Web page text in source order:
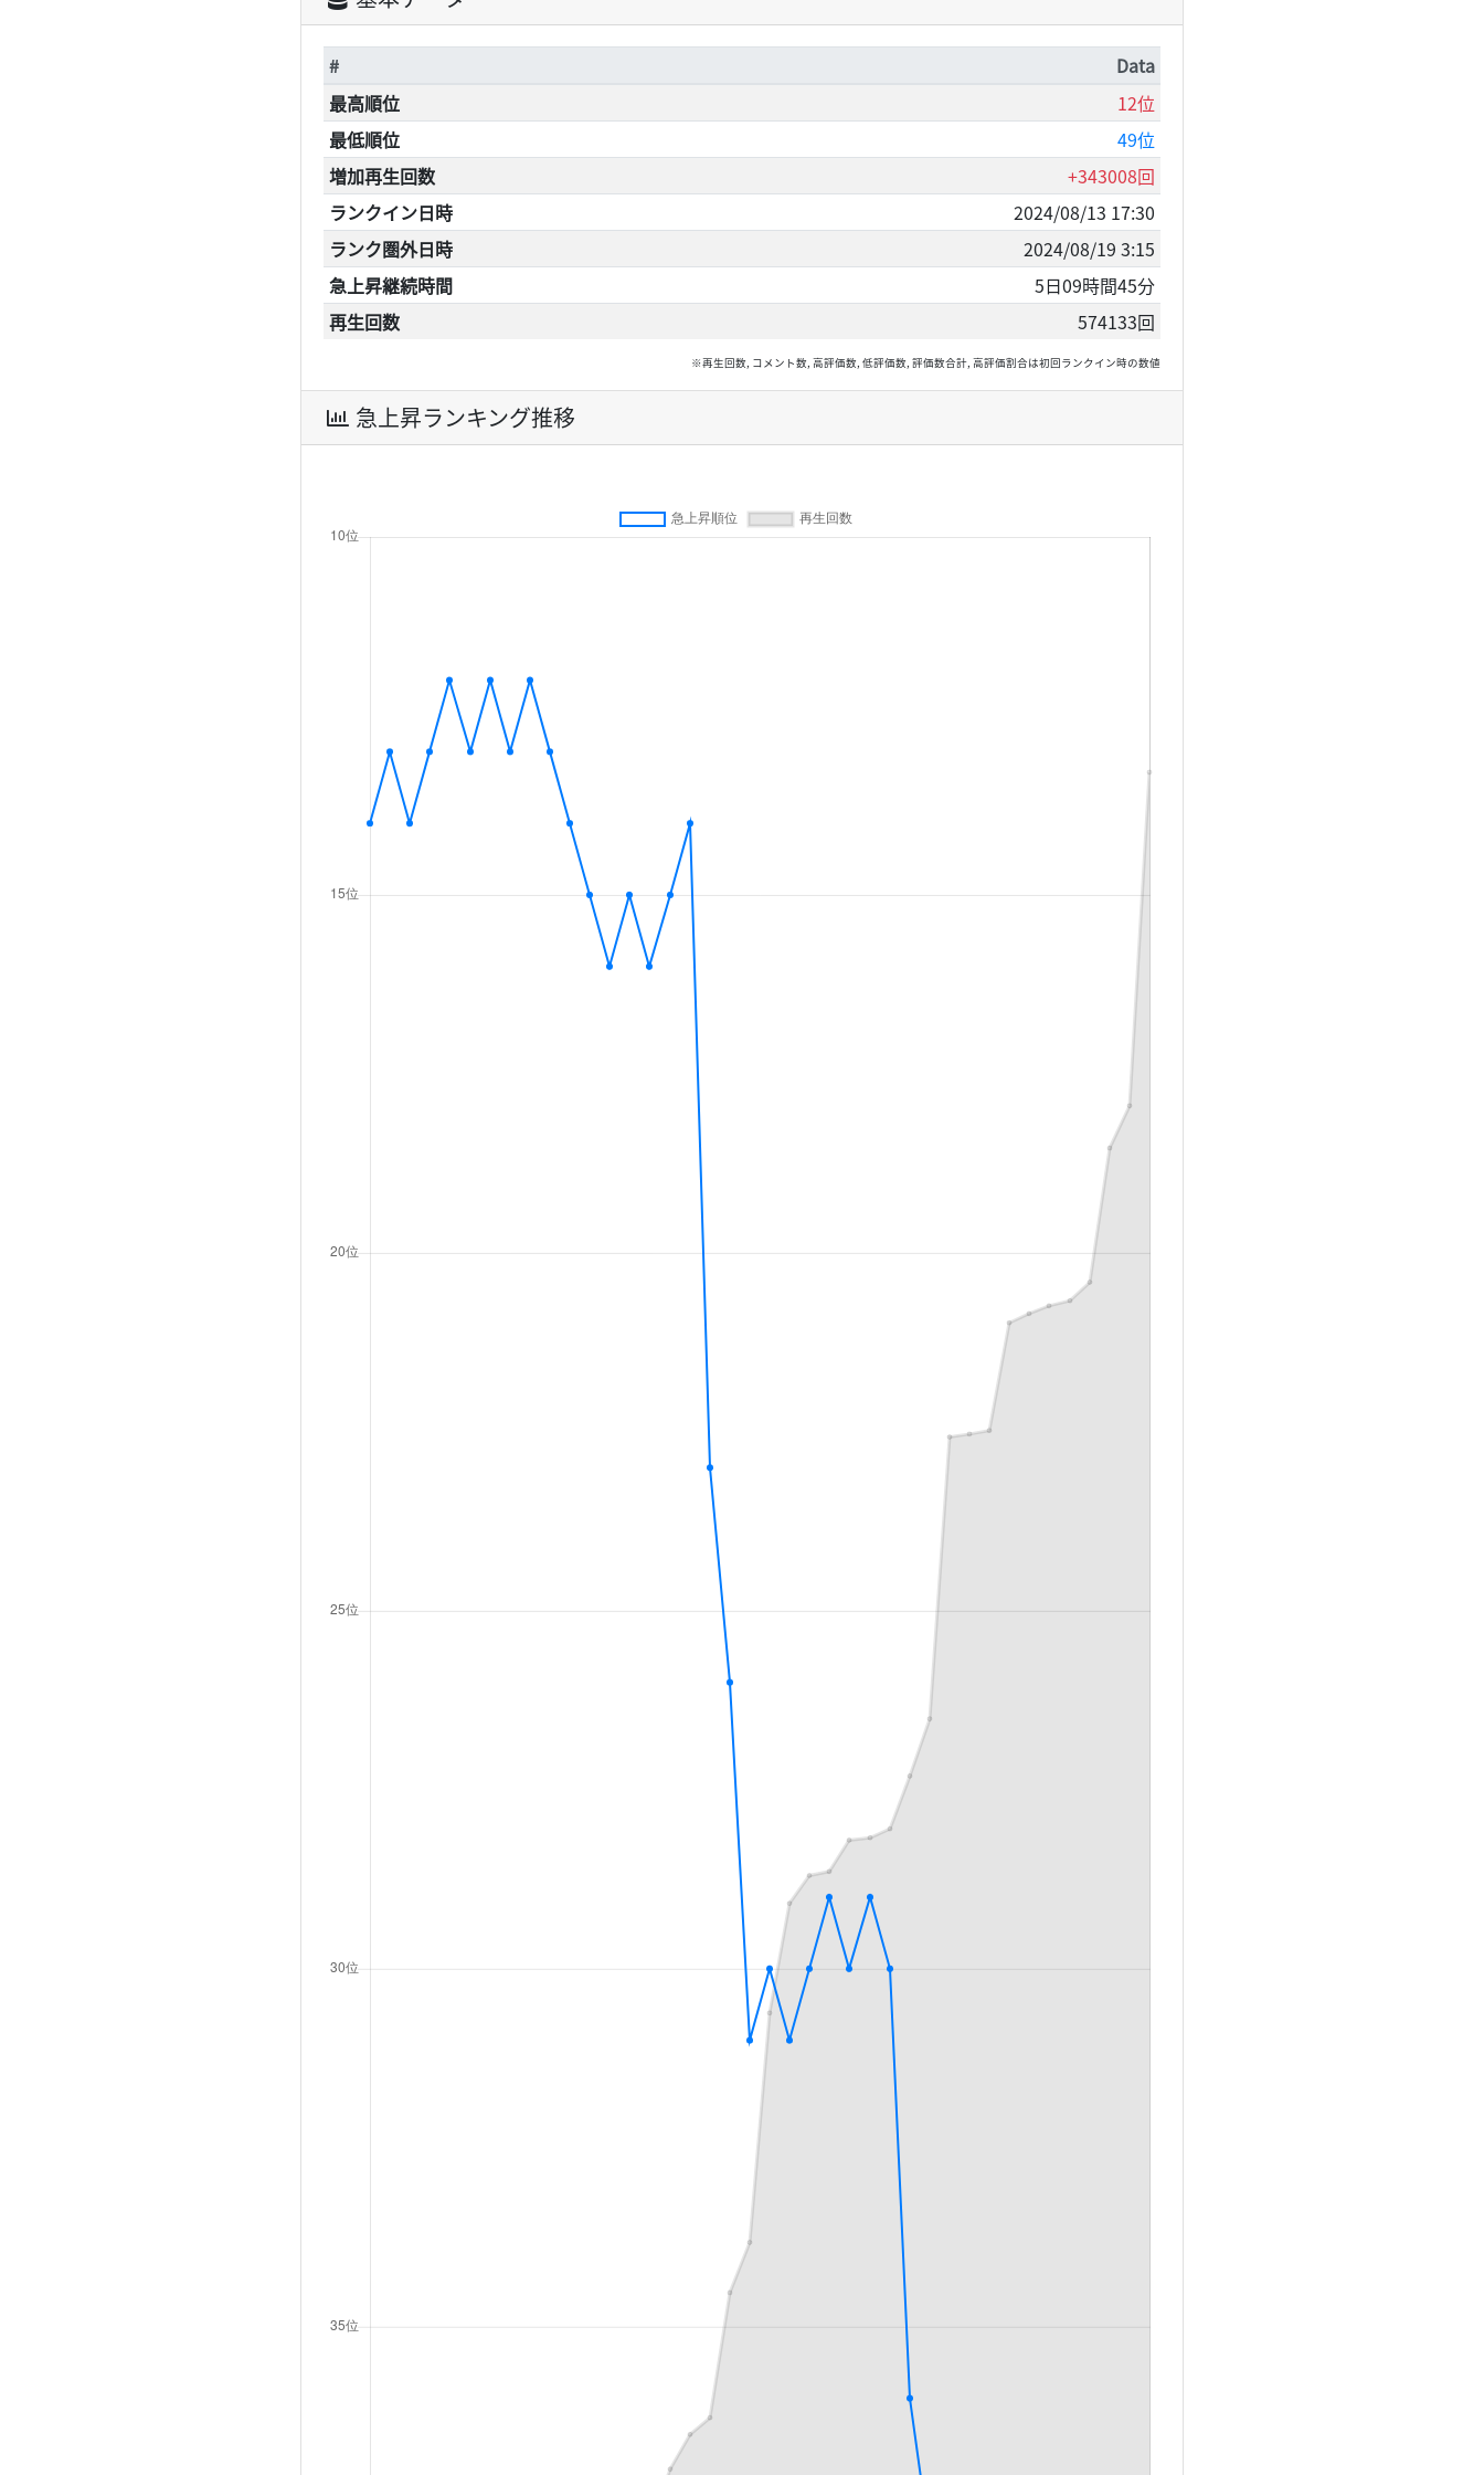
#
Data
最高順位
12位
最低順位
49位
増加再生回数
+343008回
ランクイン日時
2024/08/13 17:30
ランク圏外日時
2024/08/19 3:15
急上昇継続時間
5日09時間45分
再生回数
574133回
※再生回数, コメント数, 高評価数, 低評価数, 評価数合計, 高評価割合は初回ランクイン時の数値
急上昇ランキング推移